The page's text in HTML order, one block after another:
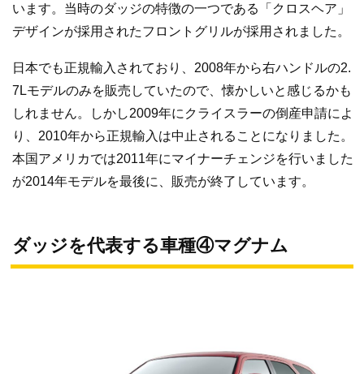
います。当時のダッジの特徴の一つである「クロスヘア」
デザインが採用されたフロントグリルが採用されました。
日本でも正規輸入されており、2008年から右ハンドルの2.
7Lモデルのみを販売していたので、懐かしいと感じるかも
しれません。しかし2009年にクライスラーの倒産申請によ
り、2010年から正規輸入は中止されることになりました。
本国アメリカでは2011年にマイナーチェンジを行いました
が2014年モデルを最後に、販売が終了しています。
ダッジを代表する車種④マグナム